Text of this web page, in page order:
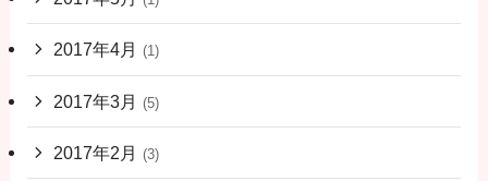
2017年4月 (1)
2017年3月 (5)
2017年2月 (3)